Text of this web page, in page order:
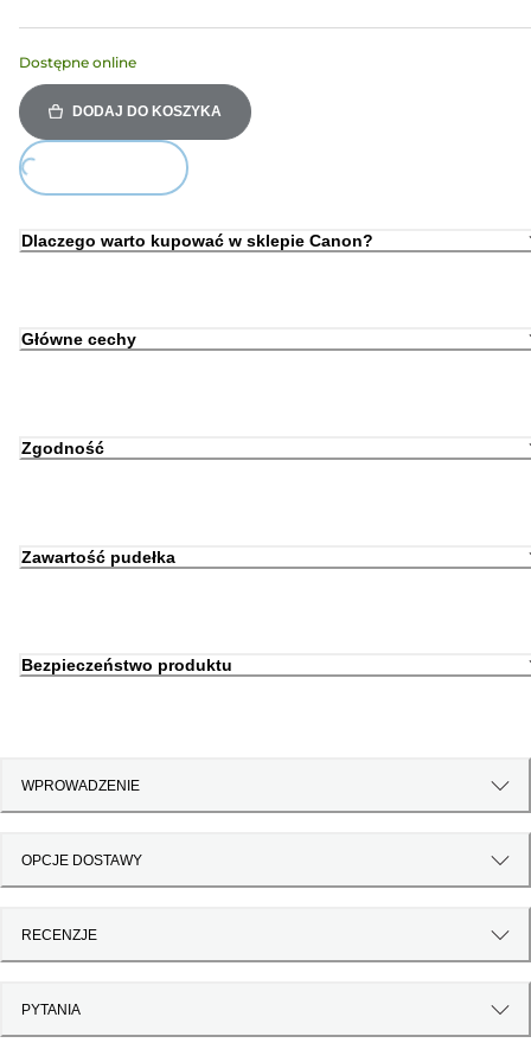
Dostępne online
DODAJ DO KOSZYKA
Dlaczego warto kupować w sklepie Canon?
Główne cechy
Zgodność
Zawartość pudełka
Bezpieczeństwo produktu
WPROWADZENIE
OPCJE DOSTAWY
RECENZJE
PYTANIA